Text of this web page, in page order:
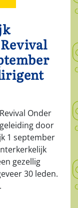
Onder
door
1 september
gezellig
30 leden.